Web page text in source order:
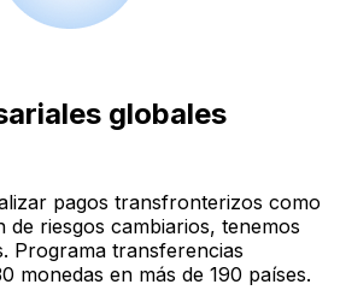
globales
pagos transfronterizos como
de riesgos cambiarios, tenemos
Programa transferencias
monedas en más de 190 países.